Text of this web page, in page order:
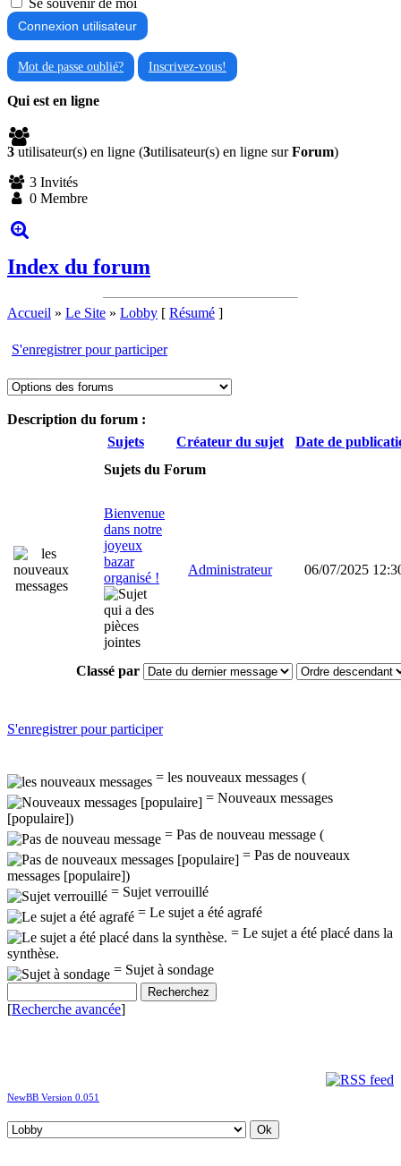
Mot de passe oublié? Inscrivez-vous!
Qui est en ligne
3 utilisateur(s) en ligne (3utilisateur(s) en ligne surForum)
3 Invités
0 Membre
Index du forum
Accueil » Le Site » Lobby [ Résumé ]
S'enregistrer pour participer
Description du forum :
Sujets
Créateur du sujet
Date de
Sujets du Forum
Bienvenue
dans notre
joyeux
bazar
organisé !
Administrateur 06/07/2025
Classé par
S'enregistrer pour participer
= les nouveaux messages (
= Nouveaux messages
[populaire])
= Pas de nouveau message (
= Pas de nouveaux
messages [populaire])
= Sujet verrouillé
= Le sujet a été agrafé
= Le sujet a été placé dans la
synthèse.
= Sujet à sondage
[Recherche avancée]
NewBB Version 0.051